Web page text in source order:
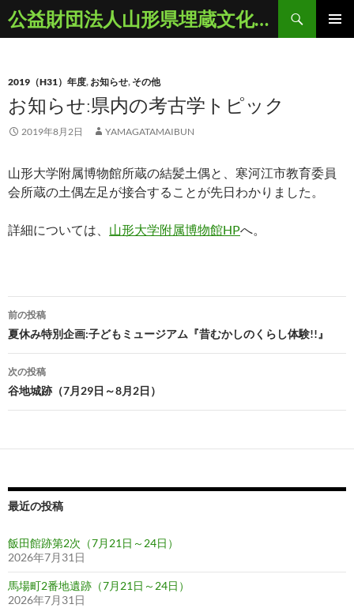
ン
ツ
へ
プ
公益財団法人山形県埋蔵文化財センター
検
索
2019（H31）年度, お知らせ, その他
お知らせ:県内の考古学トピック
2019年8月2日 YAMAGATAMAIBUN
山形大学附属博物館所蔵の結髪土偶と、寒河江市教育委員
会所蔵の土偶左足が接合することが先日わかりました。
詳細については、 山形大学附属博物館HPへ。
投
稿
ナ
ビ
ゲ
ー
ョ
前の投稿
夏休み特別企画:子どもミュージアム『昔むかしのくらし体験!!』
次の投稿
谷地城跡（7月29日～8月2日）
最近の投稿
飯田館跡第2次（7月21日～24日）
2026年7月31日
馬場町2番地遺跡（7月21日～24日）
2026年7月31日